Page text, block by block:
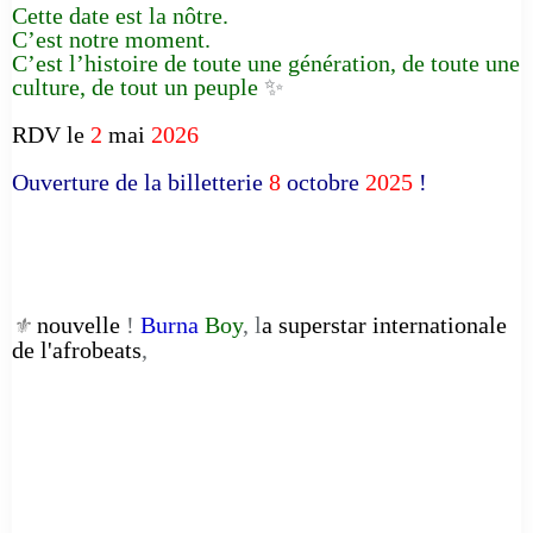
Cette date est la nôtre.
C’est notre moment.
C’est l’histoire de toute une génération, de toute une
culture, de tout un peuple ✨
RDV le 2 mai 2026
Ouverture de la billetterie 8 octobre 2025 !
⚜️ nouvelle ! Burna Boy, la superstar internationale
de l'afrobeats,